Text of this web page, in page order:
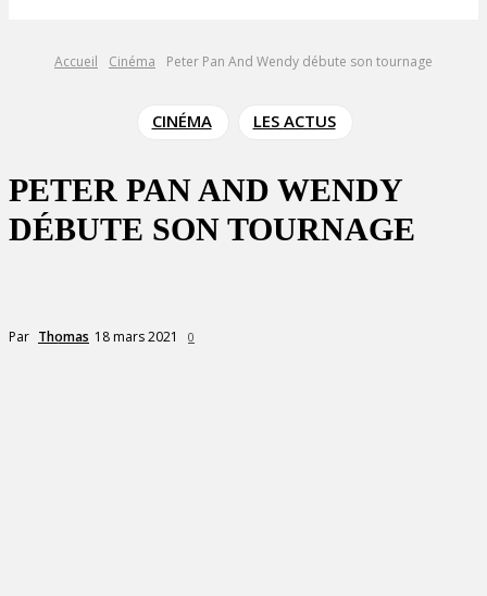
Accueil Cinéma Peter Pan And Wendy débute son tournage
CINÉMA LES ACTUS
PETER PAN AND WENDY
DÉBUTE SON TOURNAGE
Par Thomas 18 mars 2021 0